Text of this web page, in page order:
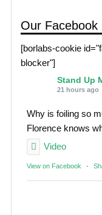
Our Facebook
[borlabs-cookie
blocker"]
Stand Up
21 hours ago
Why is foiling so
Florence knows
Video
View on Facebook ·